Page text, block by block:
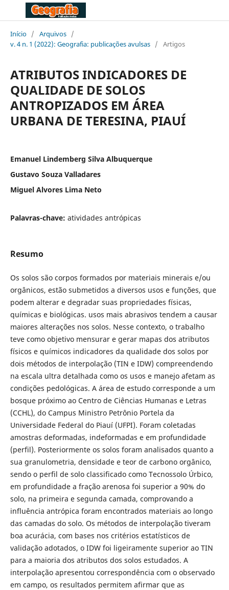
Início / Arquivos /
v. 4 n. 1 (2022): Geografia: publicações avulsas / Artigos
ATRIBUTOS INDICADORES DE
QUALIDADE DE SOLOS
ANTROPIZADOS EM ÁREA
URBANA DE TERESINA, PIAUÍ
Emanuel Lindemberg Silva Albuquerque
Gustavo Souza Valladares
Miguel Alvores Lima Neto
Palavras-chave: atividades antrópicas
Resumo
Os solos são corpos formados por materiais minerais e/ou
orgânicos, estão submetidos a diversos usos e funções, que
podem alterar e degradar suas propriedades físicas,
químicas e biológicas. usos mais abrasivos tendem a causar
maiores alterações nos solos. Nesse contexto, o trabalho
teve como objetivo mensurar e gerar mapas dos atributos
físicos e químicos indicadores da qualidade dos solos por
dois métodos de interpolação (TIN e IDW) compreendendo
na escala ultra detalhada como os usos e manejo afetam as
condições pedológicas. A área de estudo corresponde a um
bosque próximo ao Centro de Ciências Humanas e Letras
(CCHL), do Campus Ministro Petrônio Portela da
Universidade Federal do Piauí (UFPI). Foram coletadas
amostras deformadas, indeformadas e em profundidade
(perfil). Posteriormente os solos foram analisados quanto a
sua granulometria, densidade e teor de carbono orgânico,
sendo o perfil de solo classificado como Tecnossolo Úrbico,
em profundidade a fração arenosa foi superior a 90% do
solo, na primeira e segunda camada, comprovando a
influência antrópica foram encontrados materiais ao longo
das camadas do solo. Os métodos de interpolação tiveram
boa acurácia, com bases nos critérios estatísticos de
validação adotados, o IDW foi ligeiramente superior ao TIN
para a maioria dos atributos dos solos estudados. A
interpolação apresentou correspondência com o observado
em campo, os resultados permitem afirmar que as